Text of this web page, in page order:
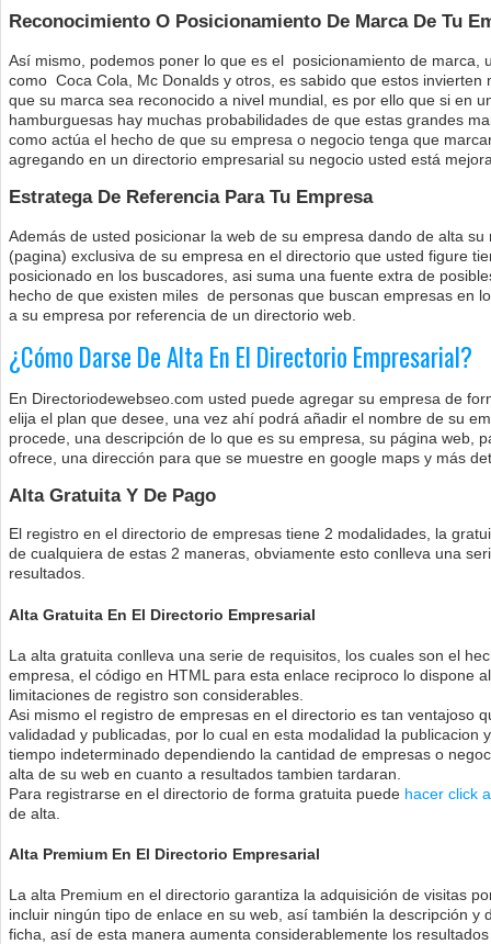
Reconocimiento O Posicionamiento De Marca De Tu
Así mismo, podemos poner lo que es el posicionamiento de marca,
como Coca Cola, Mc Donalds y otros, es sabido que estos
que su marca sea reconocido a nivel mundial, es por ello que si en
hamburguesas hay muchas probabilidades de que estas grandes
como actúa el hecho de que su empresa o negocio tenga que
agregando en un directorio empresarial su negocio usted está
Estratega De Referencia Para Tu Empresa
Además de usted posicionar la web de su empresa dando de alta
(pagina) exclusiva de su empresa en el directorio que usted figure
posicionado en los buscadores, asi suma una fuente extra de
hecho de que existen miles de personas que buscan empresas en
a su empresa por referencia de un directorio web.
¿Cómo Darse De Alta En El Directorio Empresarial?
En Directoriodewebseo.com usted puede agregar su empresa de
elija el plan que desee, una vez ahí podrá añadir el nombre de su
procede, una descripción de lo que es su empresa, su página web,
ofrece, una dirección para que se muestre en google maps y más
Alta Gratuita Y De Pago
El registro en el directorio de empresas tiene 2 modalidades, la
de cualquiera de estas 2 maneras, obviamente esto conlleva una
resultados.
Alta Gratuita En El Directorio Empresarial
La alta gratuita conlleva una serie de requisitos, los cuales son el
empresa, el código en HTML para esta enlace reciproco lo dispone
limitaciones de registro son considerables.
Asi mismo el registro de empresas en el directorio es tan ventajoso
validadad y publicadas, por lo cual en esta modalidad la publicacion
tiempo indeterminado dependiendo la cantidad de empresas o
alta de su web en cuanto a resultados tambien tardaran.
Para registrarse en el directorio de forma gratuita puede hacer click
de alta.
Alta Premium En El Directorio Empresarial
La alta Premium en el directorio garantiza la adquisición de visitas
incluir ningún tipo de enlace en su web, así también la descripción
ficha, así de esta manera aumenta considerablemente los